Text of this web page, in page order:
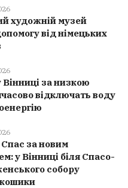
художній музей
від німецьких
Вінниці за низкою
відключать воду
за новим
у Вінниці біля Спасо-
собору